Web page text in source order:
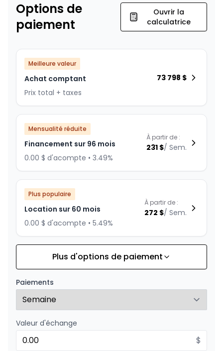
Options de
paiement
Ouvrir la
calculatrice
Meilleure valeur
Achat comptant
Prix total + taxes
73 798 $
Mensualité réduite
Financement sur 96 mois
0.00 $ d'acompte • 3.49%
À partir de :
231 $/ Sem.
Plus populaire
Location sur 60 mois
0.00 $ d'acompte • 5.49%
À partir de :
272 $/ Sem.
Financement sur 84 mois
0.00 $ d'acompte • 2.49%
À partir de :
Financement sur 72 mois
Financement sur 72 mois
À partir de :
Plus d'options de paiement
Paiements
Valeur d'échange
$